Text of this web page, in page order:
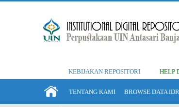
KEBIJAKAN REPOSITORI HELP
TENTANG KAMI BROWSE DATA IDR